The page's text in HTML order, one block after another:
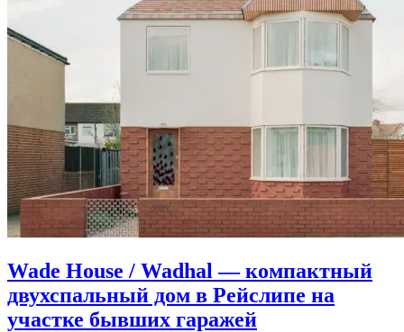
Wade House / Wadhal — компактный
двухспальный дом в Рейслипе на
участке бывших гаражей